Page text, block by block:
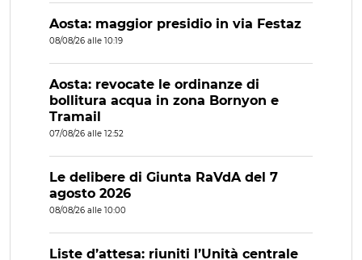
Aosta: maggior presidio in via Festaz
08/08/26 alle 10:19
Aosta: revocate le ordinanze di
bollitura acqua in zona Bornyon e
Tramail
07/08/26 alle 12:52
Le delibere di Giunta RaVdA del 7
agosto 2026
08/08/26 alle 10:00
Liste d’attesa: riuniti l’Unità centrale